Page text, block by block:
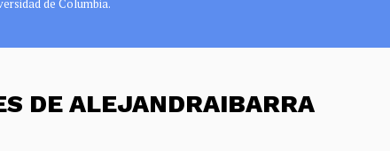
de Columbia.
DE ALEJANDRAIBARRA